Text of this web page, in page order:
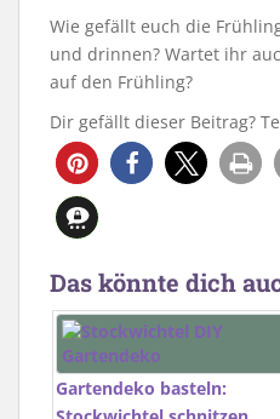
Wie gefällt euch die
und drinnen? Wartet ihr
auf den Frühling?
Dir gefällt dieser Beitrag?
58
Das könnte dich
Gartendeko basteln: